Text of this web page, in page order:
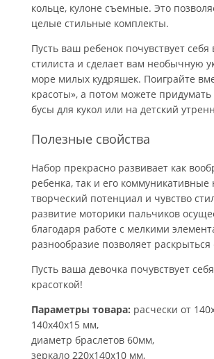
кольце, кулоне съемные. Это
целые стильные комплекты.
Пусть ваш ребенок почувствует себя
стилиста и сделает вам необычную
море милых кудряшек. Поиграйте
красоты», а потом можете
бусы для кукол или на детский
Полезные свойства
Набор прекрасно развивает как
ребенка, так и его коммуникативные
творческий потенциал и чувство
развитие моторики пальчиков
благодаря работе с мелкими
разнообразие позволяет
Пусть ваша девочка почувствует
красоткой!
Параметры товара: расчески от
140х40х15 мм,
диаметр браслетов 60мм,
зеркало 220х140х10 мм,